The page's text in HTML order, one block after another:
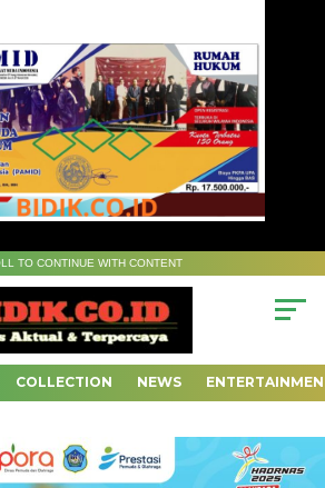
TO CONTINUE WITH CONTENT
COLLECTION NEWS